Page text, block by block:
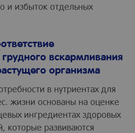
и избыток отдельных
вскармливания
организма
в нутриентах для
жизни основаны на оценке
ингредиентах здоровых
которые развиваются